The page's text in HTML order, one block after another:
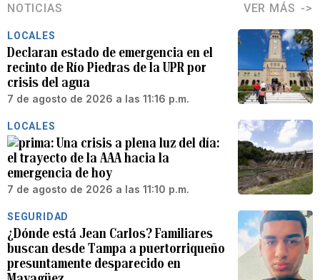
NOTICIAS VER MÁS
LOCALES
Declaran estado de emergencia en el
recinto de Río Piedras de la UPR por
crisis del agua
7 de agosto de 2026 a las 11:16 p.m.
LOCALES
Una crisis a plena luz del día:
el trayecto de la AAA hacia la
emergencia de hoy
7 de agosto de 2026 a las 11:10 p.m.
SEGURIDAD
¿Dónde está Jean Carlos? Familiares
buscan desde Tampa a puertorriqueño
presuntamente desparecido en